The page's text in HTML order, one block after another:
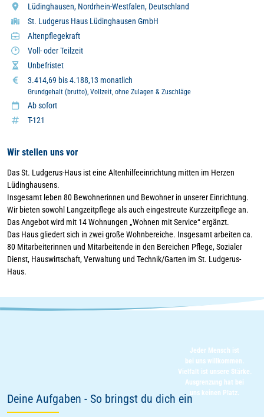
Lüdinghausen, Nordrhein-Westfalen, Deutschland
St. Ludgerus Haus Lüdinghausen GmbH
Altenpflegekraft
Voll- oder Teilzeit
Unbefristet
3.414,69 bis 4.188,13 monatlich
Grundgehalt (brutto), Vollzeit, ohne Zulagen & Zuschläge
Ab sofort
T-121
Wir stellen uns vor
Das St. Ludgerus-Haus ist eine Altenhilfeeinrichtung mitten im Herzen
Lüdinghausens.
Insgesamt leben 80 Bewohnerinnen und Bewohner in unserer Einrichtung.
Wir bieten sowohl Langzeitpflege als auch eingestreute Kurzzeitpflege an.
Das Angebot wird mit 14 Wohnungen „Wohnen mit Service“ ergänzt.
Das Haus gliedert sich in zwei große Wohnbereiche. Insgesamt arbeiten ca.
80 Mitarbeiterinnen und Mitarbeitende in den Bereichen Pflege, Sozialer
Dienst, Hauswirtschaft, Verwaltung und Technik/Garten im St. Ludgerus-
Haus.
Jeder Mensch ist
bei uns willkommen.
Vielfalt ist unsere Stärke.
Ausgrenzung hat bei
uns keinen Platz.
Deine Aufgaben - So bringst du dich ein